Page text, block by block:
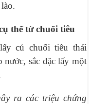
thể từ chuối tiêu
lấy củ chuối tiêu thái
sắc đặc lấy một
ra các triệu chứng